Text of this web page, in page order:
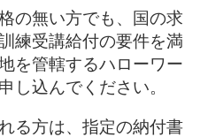
の無い方でも、国の求
練受講給付の要件を満
を管轄するハローワー
し込んでください。
る方は、指定の納付書